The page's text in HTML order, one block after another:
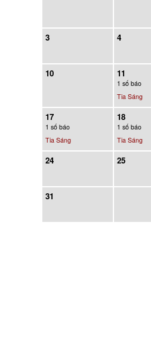
3 4
10 11
1 số báo
Tia Sáng
17
1 số báo
Tia Sáng
18
1 số báo
Tia Sáng
24 25
31